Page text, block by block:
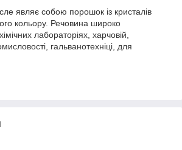
являє собою порошок із кристалів
кольору. Речовина широко
лабораторіях, харчовій,
гальванотехніці, для